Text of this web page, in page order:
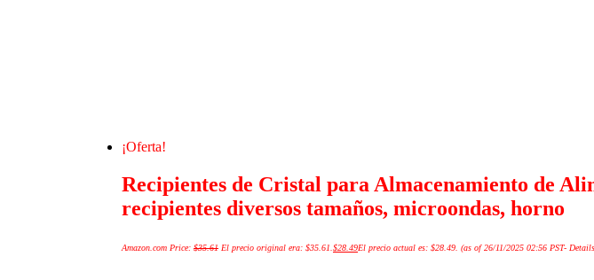
¡Oferta!
Recipientes de Cristal para Almacenamiento de
recipientes diversos tamaños, microondas, horno
Amazon.com Price: $35.61 El precio original era: $35.61. $28.49El precio actual es: $28.49. (as of 26/11/2025 02:56 PST- Details